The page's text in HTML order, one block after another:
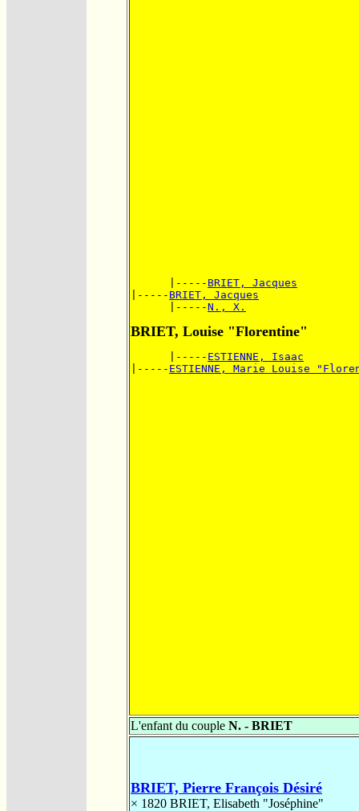
      |-----
BRIET, Jacques
|----- BRIET, Jacques
      |-----
N., X.
BRIET, Louise "Florentine"
      |-----
ESTIENNE, Isaac
|----- ESTIENNE, Marie Louise
L'enfant du couple N. - BRIET
BRIET, Pierre François Désiré
× 1820 BRIET, Elisabeth "Joséphine"